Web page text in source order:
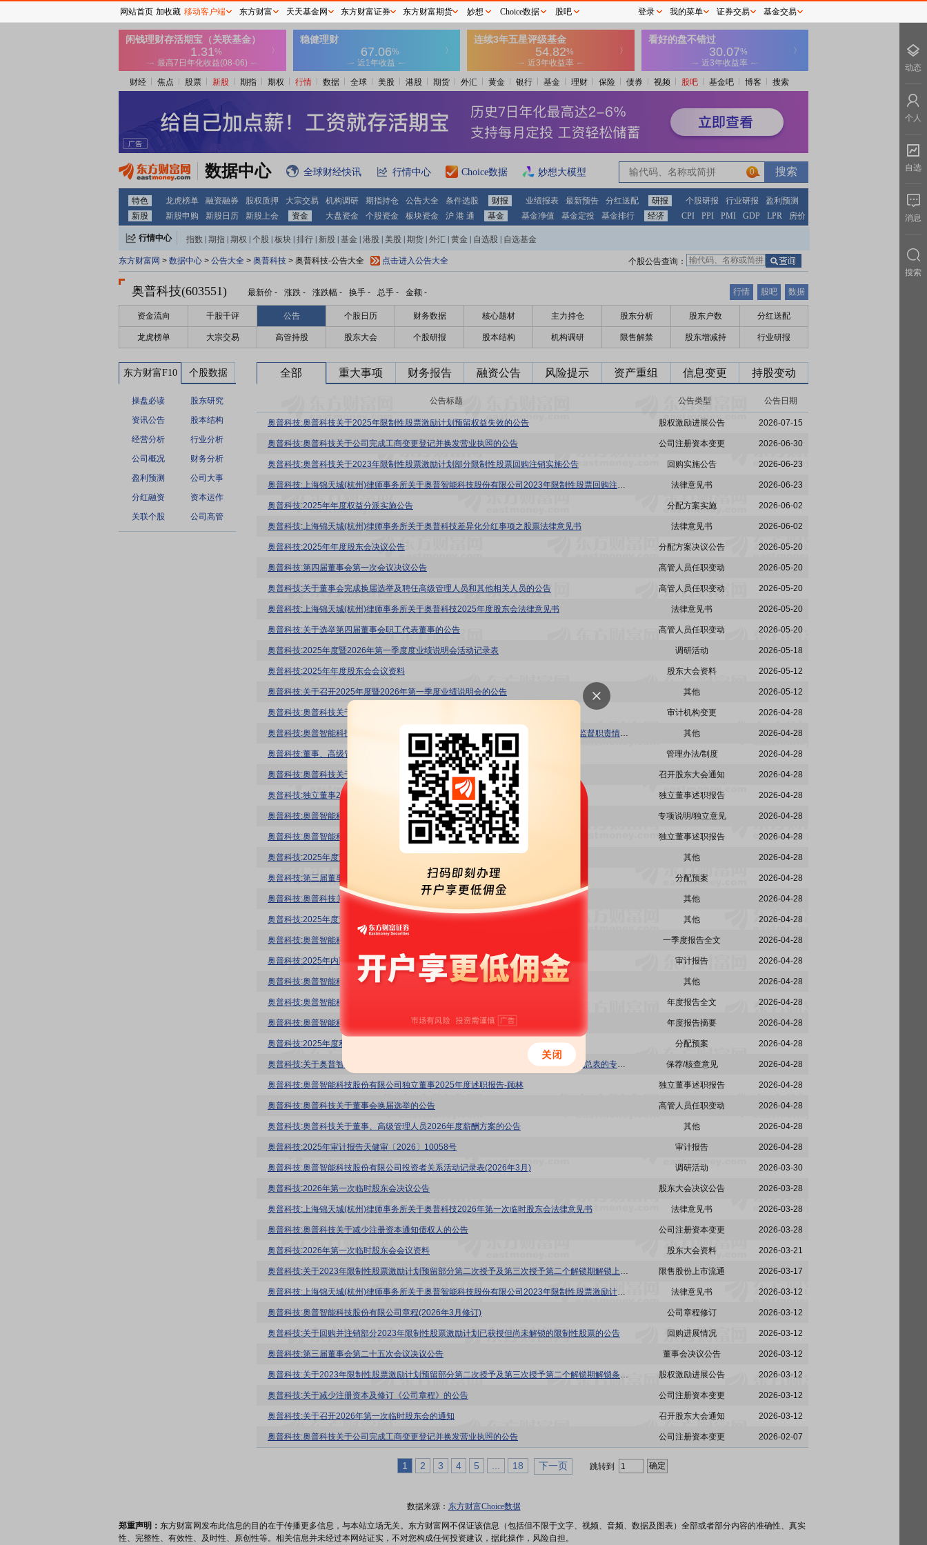
财经 焦点 股票 新股 期指 期权 行情 数据 全球 美股 港股 期货 外汇 黄金 银行 基金 理财 保险 债券 视频 股吧 基金吧 博客 搜索
数据中心 全球财经快讯 行情中心 Choice数据 妙想大模型 0
特色 龙虎榜单 融资融券 股权质押 大宗交易 机构调研 期指持仓 公告大全 条件选股 财报 业绩报表 最新预告 分红送配 研报 个股研报 行业研报
盈利预测
新股
新股申购 新股日历 新股上会 资金 大盘资金 个股资金 板块资金 沪 港 通 基金 基金净值 基金定投 基金排行 经济 CPI PPI PMI GDP LPR 房价
行情中心 指数 期指 期权 个股 板块 排行 新股 基金 港股 美股 期货 外汇 黄金 自选股 自选基金
东方财富网 > 数据中心 > 公告大全 > 奥普科技 > 奥普科技-公告大全 点击进入公告大全 个股公告查询：
奥普科技(603551) 最新价 - 涨跌 - 涨跌幅 - 换手 - 总手 - 金额 - 行情 股吧 数据
资金流向 千股千评 公告 个股日历 财务数据 核心题材 主力持仓 股东分析 股东户数 分红送配
龙虎榜单 大宗交易 高管持股 股东大会 个股研报 股本结构 机构调研 限售解禁 股东增减持 行业研报
东方财富F10 个股数据
操盘必读
股东研究
资讯公告
股本结构
经营分析
行业分析
公司概况
财务分析
盈利预测
公司大事
分红融资
资本运作
关联个股
公司高管
全部 重大事项 财务报告 融资公告 风险提示 资产重组 信息变更 持股变动
公告标题 公告类型 公告日期
奥普科技:奥普科技关于2025年限制性股票激励计划预留权益失效的公告 股权激励进展公告 2026-07-15
奥普科技:奥普科技关于公司完成工商变更登记并换发营业执照的公告 公司注册资本变更 2026-06-30
奥普科技:奥普科技关于2023年限制性股票激励计划部分限制性股票回购注销实施公告 回购实施公告 2026-06-23
奥普科技:上海锦天城(杭州)律师事务所关于奥普智能科技股份有限公司2023年限制性股票回购注销相关事项的法律意见书 法律意见书 2026-06-23
奥普科技:2025年年度权益分派实施公告 分配方案实施 2026-06-02
奥普科技:上海锦天城(杭州)律师事务所关于奥普科技差异化分红事项之股票法律意见书 法律意见书 2026-06-02
奥普科技:2025年年度股东会决议公告 分配方案决议公告 2026-05-20
奥普科技:第四届董事会第一次会议决议公告 高管人员任职变动 2026-05-20
奥普科技:关于董事会完成换届选举及聘任高级管理人员和其他相关人员的公告 高管人员任职变动 2026-05-20
奥普科技:上海锦天城(杭州)律师事务所关于奥普科技2025年度股东会法律意见书 法律意见书 2026-05-20
奥普科技:关于选举第四届董事会职工代表董事的公告 高管人员任职变动 2026-05-20
奥普科技:2025年度暨2026年第一季度度业绩说明会活动记录表 调研活动 2026-05-18
奥普科技:2025年年度股东会会议资料 股东大会资料 2026-05-12
奥普科技:关于召开2025年度暨2026年第一季度业绩说明会的公告 其他 2026-05-12
奥普科技:奥普科技关于续聘会计师事务所的公告 审计机构变更 2026-04-28
奥普科技:奥普智能科技股份有限公司董事会审计委员会对会计师事务所2025年度履行监督职责情况报告 其他 2026-04-28
奥普科技:董事、高级管理人员薪酬管理制度 管理办法/制度 2026-04-28
奥普科技:奥普科技关于召开2025年年度股东会的通知 召开股东大会通知 2026-04-28
奥普科技:独立董事2025年度述职报告-赵刚 独立董事述职报告 2026-04-28
奥普科技:奥普智能科技股份有限公司关于独立董事独立性情况的专项报告 专项说明/独立意见 2026-04-28
奥普科技:奥普智能科技股份有限公司独立董事2025年度述职报告-李井奎 独立董事述职报告 2026-04-28
奥普科技:2025年度董事会工作报告 其他 2026-04-28
奥普科技:第三届董事会第二十六次会议决议公告 分配预案 2026-04-28
奥普科技:奥普科技关于2026年度“提质增效重回报”行动方案的公告 其他 2026-04-28
奥普科技:2025年度董事会审计委员会履职报告 其他 2026-04-28
奥普科技:奥普智能科技股份有限公司2026年第一季度报告 一季度报告全文 2026-04-28
奥普科技:2025年内部控制审计报告天健审〔2026〕10059号 审计报告 2026-04-28
奥普科技:奥普智能科技股份有限公司对会计师事务所履职情况评估报告 其他 2026-04-28
奥普科技:奥普智能科技股份有限公司2025年年度报告 年度报告全文 2026-04-28
奥普科技:奥普智能科技股份有限公司2025年年度报告摘要 年度报告摘要 2026-04-28
奥普科技:2025年度利润分配方案的公告 分配预案 2026-04-28
奥普科技:关于奥普智能科技股份有限公司非经营性资金占用及其他关联资金往来情况汇总表的专项审计报告 保荐/核查意见 2026-04-28
奥普科技:奥普智能科技股份有限公司独立董事2025年度述职报告-顾林 独立董事述职报告 2026-04-28
奥普科技:奥普科技关于董事会换届选举的公告 高管人员任职变动 2026-04-28
奥普科技:奥普科技关于董事、高级管理人员2026年度薪酬方案的公告 其他 2026-04-28
奥普科技:2025年审计报告天健审〔2026〕10058号 审计报告 2026-04-28
奥普科技:奥普智能科技股份有限公司投资者关系活动记录表(2026年3月) 调研活动 2026-03-30
奥普科技:2026年第一次临时股东会决议公告 股东大会决议公告 2026-03-28
奥普科技:上海锦天城(杭州)律师事务所关于奥普科技2026年第一次临时股东会法律意见书 法律意见书 2026-03-28
奥普科技:奥普科技关于减少注册资本通知债权人的公告 公司注册资本变更 2026-03-28
奥普科技:2026年第一次临时股东会会议资料 股东大会资料 2026-03-21
奥普科技:关于2023年限制性股票激励计划预留部分第二次授予及第三次授予第二个解锁期解锁上市的公告 限售股份上市流通 2026-03-17
奥普科技:上海锦天城(杭州)律师事务所关于奥普智能科技股份有限公司2023年限制性股票激励计划预留部分第二次授予及第三次授予第二个解锁期解锁相关事项的法律意见书 法律意见书 2026-03-12
奥普科技:奥普智能科技股份有限公司章程(2026年3月修订) 公司章程修订 2026-03-12
奥普科技:关于回购并注销部分2023年限制性股票激励计划已获授但尚未解锁的限制性股票的公告 回购进展情况 2026-03-12
奥普科技:第三届董事会第二十五次会议决议公告 董事会决议公告 2026-03-12
奥普科技:关于2023年限制性股票激励计划预留部分第二次授予及第三次授予第二个解锁期解锁条件成就的公告 股权激励进展公告 2026-03-12
奥普科技:关于减少注册资本及修订《公司章程》的公告 公司注册资本变更 2026-03-12
奥普科技:关于召开2026年第一次临时股东会的通知 召开股东大会通知 2026-03-12
奥普科技:奥普科技关于公司完成工商变更登记并换发营业执照的公告 公司注册资本变更 2026-02-07
1 2 3 4 5 18 下一页 跳转到
数据来源： 东方财富Choice数据
郑重声明： 东方财富网发布此信息的目的在于传播更多信息，与本站立场无关。东方财富网不保证该信息（包括但不限于文字、视频、音频、数据及图表）全部或者部分内容的准确性、真实
性、完整性、有效性、及时性、原创性等。相关信息并未经过本网站证实，不对您构成任何投资建议，据此操作，风险自担。
网站首页 加收藏 移动客户端 东方财富 天天基金网 东方财富证券 东方财富期货 妙想 Choice数据 股吧 登录 我的菜单 证券交易 基金交易
动态
个人
自选
消息
搜索